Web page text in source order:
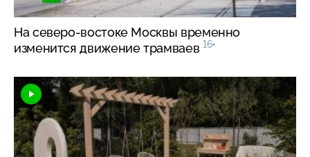
На северо-востокеМосквы временно
изменится движение трамваев 16+